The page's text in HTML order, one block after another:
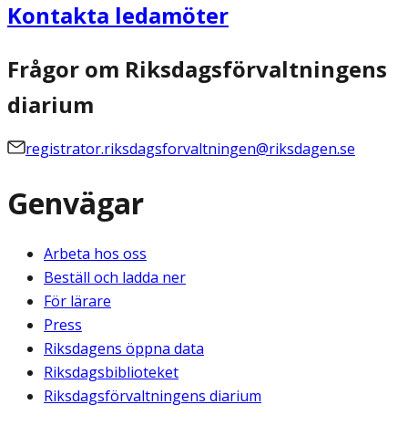
Kontakta ledamöter
Frågor om Riksdagsförvaltningens
diarium
registrator.riksdagsforvaltningen@riksdagen.se
Genvägar
Arbeta hos oss
Beställ och ladda ner
För lärare
Press
Riksdagens öppna data
Riksdagsbiblioteket
Riksdagsförvaltningens diarium